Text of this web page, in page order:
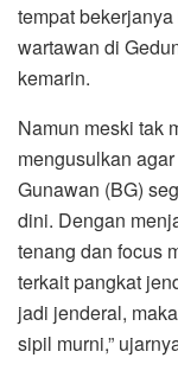
tempat
wartawan di
kemarin.
Namun meski tak
mengusulkan
Gunawan (BG)
dini. Dengan
tenang dan focus
terkait pangkat
jadi jenderal,
sipil murni,”